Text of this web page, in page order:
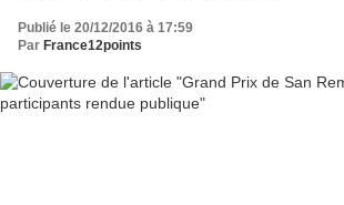
Publié le 20/12/2016 à 17:59
Par France12points